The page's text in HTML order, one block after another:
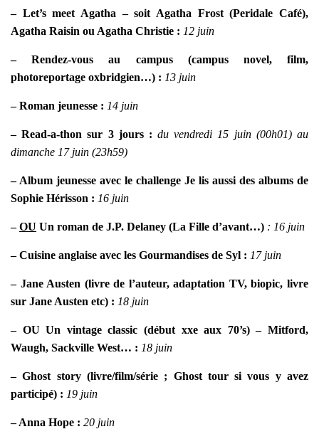
– Let’s meet Agatha – soit Agatha Frost (Peridale Café),
Agatha Raisin ou Agatha Christie : 12 juin
– Rendez-vous au campus (campus novel, film,
photoreportage oxbridgien…) : 13 juin
– Roman jeunesse : 14 juin
– Read-a-thon sur 3 jours : du vendredi 15 juin (00h01) au
dimanche 17 juin (23h59)
– Album jeunesse avec le challenge Je lis aussi des albums de
Sophie Hérisson : 16 juin
–OU Un roman de J.P. Delaney (La Fille d’avant…) : 16 juin
– Cuisine anglaise avec les Gourmandises de Syl : 17 juin
– Jane Austen (livre de l’auteur, adaptation TV, biopic, livre
sur Jane Austen etc) : 18 juin
– OU Un vintage classic (début xxe aux 70’s) – Mitford,
Waugh, Sackville West… : 18 juin
– Ghost story (livre/film/série ; Ghost tour si vous y avez
participé) : 19 juin
– Anna Hope : 20 juin